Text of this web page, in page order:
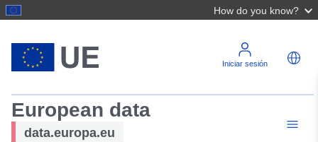
How do you know?
Iniciar sesión
European data
data.europa.eu